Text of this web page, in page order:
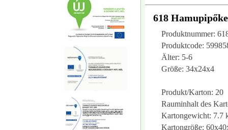
618 Hamupipőke
Produktnummer:
Produktcode:
Älter: 5-6
Größe: 34x24x4
Produkt/Karton: 20
Rauminhalt des
Kartongewicht: 7.7
Kartongröße: